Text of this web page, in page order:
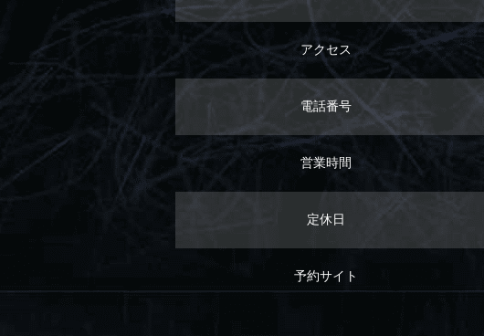
アクセス
電話番号
営業時間
定休日
予約サイト